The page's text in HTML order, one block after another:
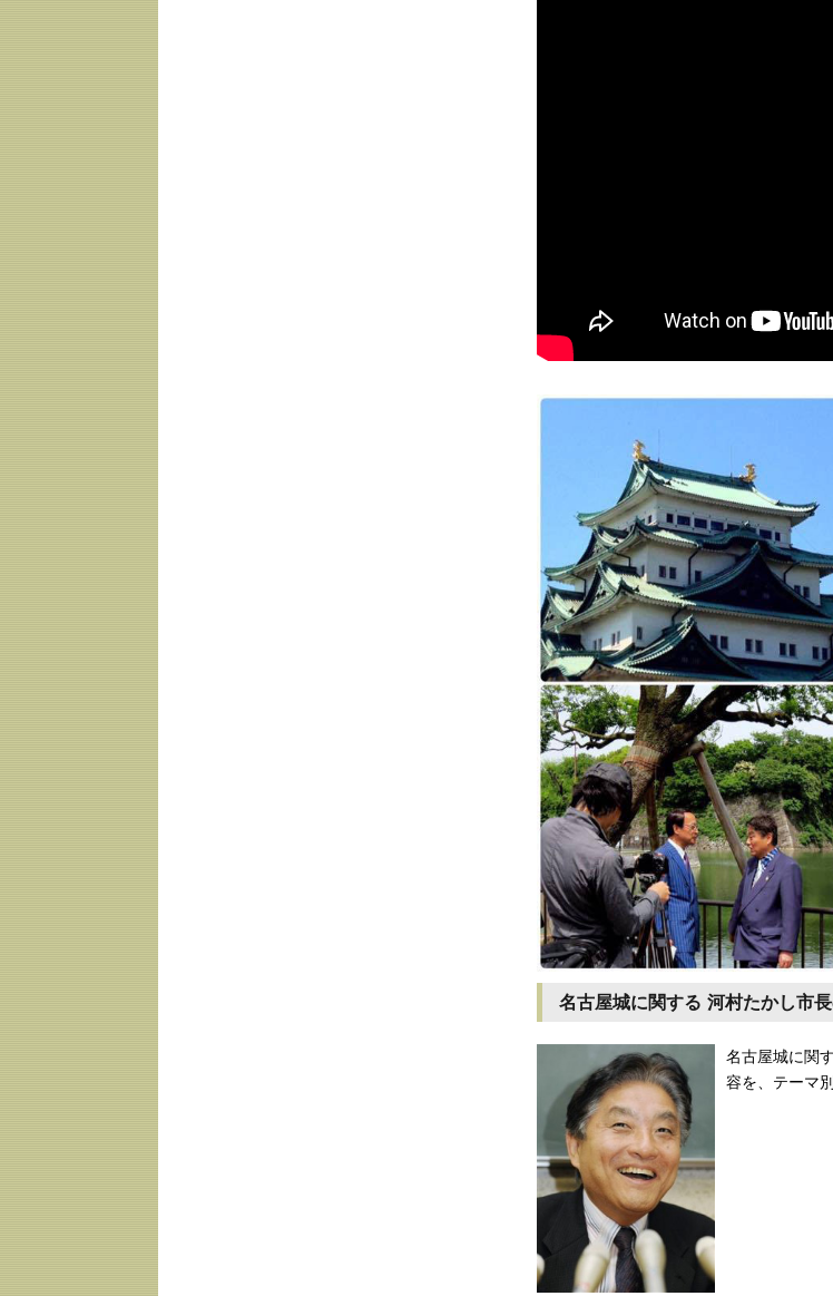
名古屋城に関する 河村たかし市
名古屋城に関
容を、テーマ